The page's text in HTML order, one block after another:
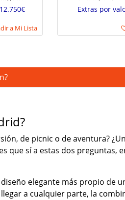
a Mi Lista
Extras por
de picnic o de aventura?
que sí a estas dos preguntas,
diseño elegante más propio de
a cualquier parte, la